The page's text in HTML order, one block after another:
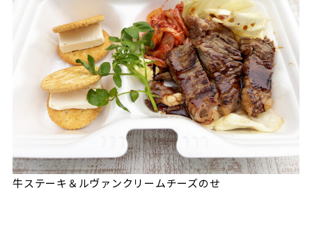
牛ステーキ＆ルヴァンクリームチーズのせ